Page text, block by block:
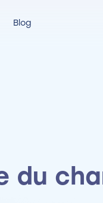
Blog
du